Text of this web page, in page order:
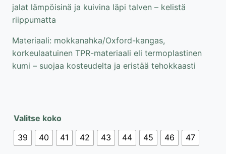
jalat lämpöisinä ja kuivina läpi talven – kelistä
riippumatta
Materiaali: mokkanahka/Oxford-kangas,
korkeulaatuinen TPR-materiaali eli termoplastinen
kumi – suojaa kosteudelta ja eristää tehokkaasti
Valitse koko
39
40 41 42 43 44 45 46 47